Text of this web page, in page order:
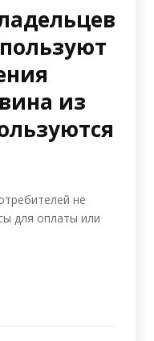
из
не
для оплаты или